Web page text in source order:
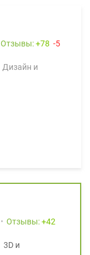
Отзывы: 78
5
Дизайн и
Отзывы:
42
3D и